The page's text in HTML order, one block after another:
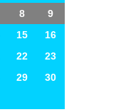
8
9
15
16
22
23
29
30